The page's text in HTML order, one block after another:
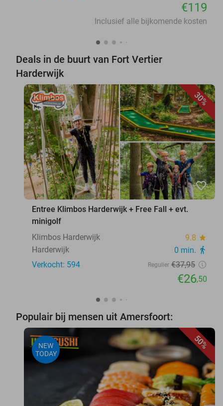
€119
Inclusief alle bijkomende kosten
Deals in de buurt van Fort Vertier
Harderwijk
30%
favorite_border
Entree Klimbos Harderwijk + Free Fall + evt.
minigolf
Klimbos Harderwijk
9.8 star
Harderwijk 0 min. directions_walk
Verkocht: 594 Regulier €37,95
€26,50
Populair bij mensen uit Amersfoort:
50%
NEW
TODAY